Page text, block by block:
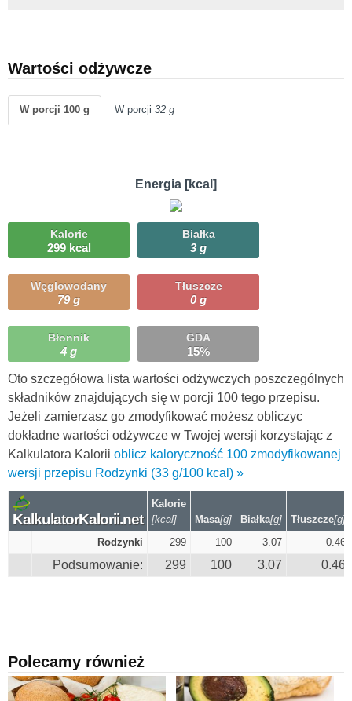
Wartości odżywcze
W porcji 100 g W porcji 32 g
Energia [kcal]
Kalorie
299 kcal
Białka
3 g
Węglowodany
79 g
Tłuszcze
0 g
Błonnik
4 g
GDA
15%
Oto szczegółowa lista wartości odżywczych poszczególnych
składników znajdujących się w porcji 100 tego przepisu.
Jeżeli zamierzasz go zmodyfikować możesz obliczyc
dokładne wartości odżywcze w Twojej wersji korzystając z
Kalkulatora Kalorii oblicz kaloryczność 100 zmodyfikowanej
wersji przepisu Rodzynki (33 g/100 kcal) »
KalkulatorKalorii.net
Kalorie
[kcal]
Masa[g] Białka[g] Tłuszcze[g]
Rodzynki
299 100 3.07 0.46
Podsumowanie: 299 100 3.07 0.46
Polecamy również